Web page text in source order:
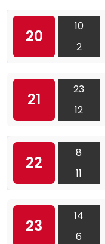
20
10
2
21
23
12
22
8
11
23
14
6